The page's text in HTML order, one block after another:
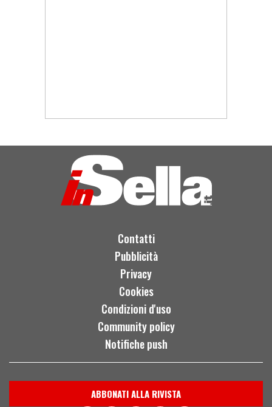
Contatti
Pubblicità
Privacy
Cookies
Condizioni d'uso
Community policy
Notifiche push
ABBONATI ALLA RIVISTA